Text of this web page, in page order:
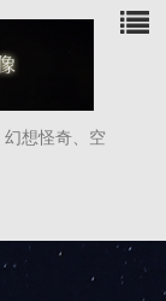
想怪奇、空